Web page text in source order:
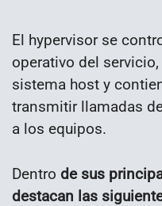
El hypervisor se
operativo del
sistema host y
transmitir llamadas
a los equipos.
Dentro de sus
destacan las